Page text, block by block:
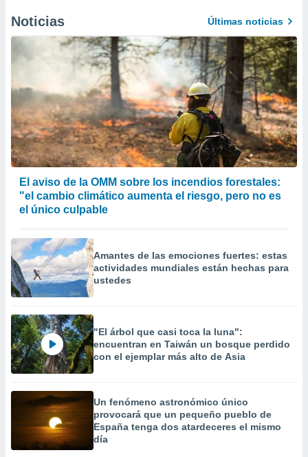
Noticias Últimas noticias
El aviso de la OMM sobre los incendios forestales:
"el cambio climático aumenta el riesgo, pero no es
el único culpable
Amantes de las emociones fuertes: estas
actividades mundiales están hechas para
ustedes
"El árbol que casi toca la luna":
encuentran en Taiwán un bosque perdido
con el ejemplar más alto de Asia
Un fenómeno astronómico único
provocará que un pequeño pueblo de
España tenga dos atardeceres el mismo
día